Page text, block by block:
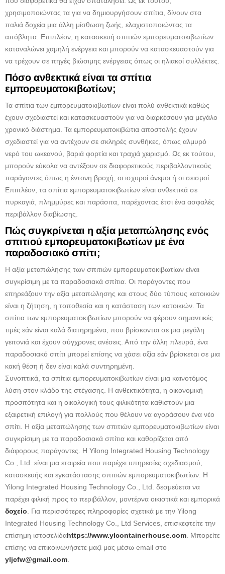
χρησιμοποιώντας τα για να δημιουργήσουν σπίτια, δίνουν στα
παλιά δοχεία μια άλλη μίσθωση ζωής, ελαχιστοποιώντας τα
απόβλητα. Επιπλέον, η κατασκευή σπιτιών εμπορευματοκιβωτίων
καταναλώνει χαμηλή ενέργεια και μπορούν να κατασκευαστούν για
να τρέχουν σε πηγές βιώσιμης ενέργειας όπως οι ηλιακοί συλλέκτες.
Πόσο ανθεκτικά είναι τα σπίτια
εμπορευματοκιβωτίων;
Τα σπίτια των εμπορευματοκιβωτίων είναι πολύ ανθεκτικά καθώς
έχουν σχεδιαστεί και κατασκευαστούν για να διαρκέσουν για μεγάλο
χρονικό διάστημα. Τα εμπορευματοκιβώτια αποστολής έχουν
σχεδιαστεί για να αντέχουν σε σκληρές συνθήκες, όπως αλμυρό
νερό του ωκεανού, βαριά φορτία και τραχιά χειρισμό. Ως εκ τούτου,
μπορούν εύκολα να αντέξουν σε διαφορετικούς περιβαλλοντικούς
παράγοντες όπως η έντονη βροχή, οι ισχυροί άνεμοι ή οι σεισμοί.
Επιπλέον, τα σπίτια εμπορευματοκιβωτίων είναι ανθεκτικά σε
πυρκαγιά, πλημμύρες και παράσιτα, παρέχοντας έτσι ένα ασφαλές
περιβάλλον διαβίωσης.
Πώς συγκρίνεται η αξία μεταπώλησης ενός
σπιτιού εμπορευματοκιβωτίων με ένα
παραδοσιακό σπίτι;
Η αξία μεταπώλησης των σπιτιών εμπορευματοκιβωτίων είναι
συγκρίσιμη με τα παραδοσιακά σπίτια. Οι παράγοντες που
επηρεάζουν την αξία μεταπώλησης και στους δύο τύπους κατοικιών
είναι η ζήτηση, η τοποθεσία και η κατάσταση των κατοικιών. Τα
σπίτια των εμπορευματοκιβωτίων μπορούν να φέρουν σημαντικές
τιμές εάν είναι καλά διατηρημένα, που βρίσκονται σε μια μεγάλη
γειτονιά και έχουν σύγχρονες ανέσεις. Από την άλλη πλευρά, ένα
παραδοσιακό σπίτι μπορεί επίσης να χάσει αξία εάν βρίσκεται σε μια
κακή θέση ή δεν είναι καλά συντηρημένη.
Συνοπτικά, τα σπίτια εμπορευματοκιβωτίων είναι μια καινοτόμος
λύση στον κλάδο της στέγασης. Η ανθεκτικότητα, η οικονομική
προσιτότητα και η οικολογική τους φιλικότητα καθιστούν μια
εξαιρετική επιλογή για πολλούς που θέλουν να αγοράσουν ένα νέο
σπίτι. Η αξία μεταπώλησης των σπιτιών εμπορευματοκιβωτίων είναι
συγκρίσιμη με τα παραδοσιακά σπίτια και καθορίζεται από
διάφορους παράγοντες. Η Yilong Integrated Housing Technology
Co., Ltd. είναι μια εταιρεία που παρέχει υπηρεσίες σχεδιασμού,
κατασκευής και εγκατάστασης σπιτιών εμπορευματοκιβωτίων. Η
Yilong Integrated Housing Technology Co., Ltd. δεσμεύεται να
παρέχει φιλική προς το περιβάλλον, μοντέρνα οικιστικά και εμπορικά
δοχείο. Για περισσότερες πληροφορίες σχετικά με την Yilong
Integrated Housing Technology Co., Ltd Services, επισκεφτείτε την
επίσημη ιστοσελίδαhttps://www.ylcontainerhouse.com. Μπορείτε
επίσης να επικοινωνήσετε μαζί μας μέσω email στο
yljcfw@gmail.com.